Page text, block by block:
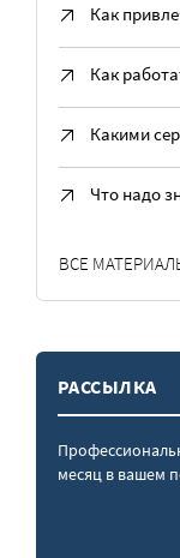
Как
Как
Какими
Что надо
ВСЕ
РАССЫЛКА
месяц в вашем